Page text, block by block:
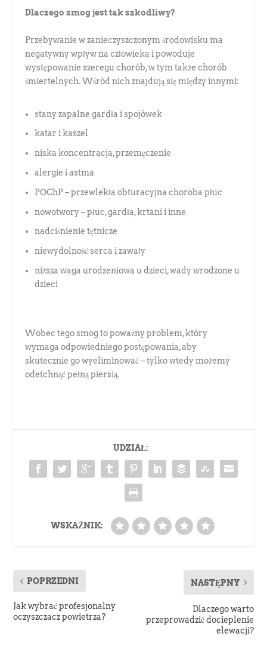
Dlaczego smog jest tak szkodliwy?
Przebywanie w zanieczyszczonym środowisku ma
negatywny wpływ na człowieka i powoduje
występowanie szeregu chorób, w tym także chorób
śmiertelnych. Wśród nich znajdują się między innymi:
stany zapalne gardła i spojówek
katar i kaszel
niska koncentracja, przemęczenie
alergie i astma
POChP – przewlekła obturacyjna choroba płuc
nowotwory – płuc, gardła, krtani i inne
nadciśnienie tętnicze
niewydolność serca i zawały
niższa waga urodzeniowa u dzieci, wady wrodzone u
dzieci
Wobec tego smog to poważny problem, który
wymaga odpowiedniego postępowania, aby
skutecznie go wyeliminować – tylko wtedy możemy
odetchnąć pełną piersią.
UDZIAŁ:
WSKAŹNIK:
POPRZEDNI
Jak wybrać profesjonalny
oczyszczacz powietrza?
NASTĘPNY
Dlaczego warto
przeprowadzić docieplenie
elewacji?